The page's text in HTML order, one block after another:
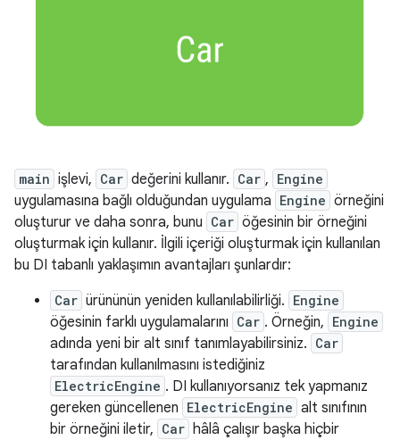
main işlevi, Car değerini kullanır. Car , Engine
uygulamasına bağlı olduğundan uygulama Engine örneğini
oluşturur ve daha sonra, bunu Car öğesinin bir örneğini
oluşturmak için kullanır. İlgili içeriği oluşturmak için kullanılan
bu DI tabanlı yaklaşımın avantajları şunlardır:
Car ürününün yeniden kullanılabilirliği. Engine
öğesinin farklı uygulamalarını Car . Örneğin, Engine
adında yeni bir alt sınıf tanımlayabilirsiniz. Car
tarafından kullanılmasını istediğiniz
ElectricEngine . DI kullanıyorsanız tek yapmanız
gereken güncellenen ElectricEngine alt sınıfının
bir örneğini iletir, Car hâlâ çalışır başka hiçbir